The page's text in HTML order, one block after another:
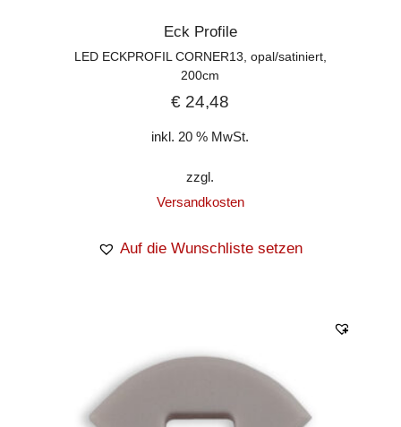
Eck Profile
LED ECKPROFIL CORNER13, opal/satiniert,
200cm
€ 24,48
inkl. 20 % MwSt.
zzgl.
Versandkosten
Auf die Wunschliste setzen